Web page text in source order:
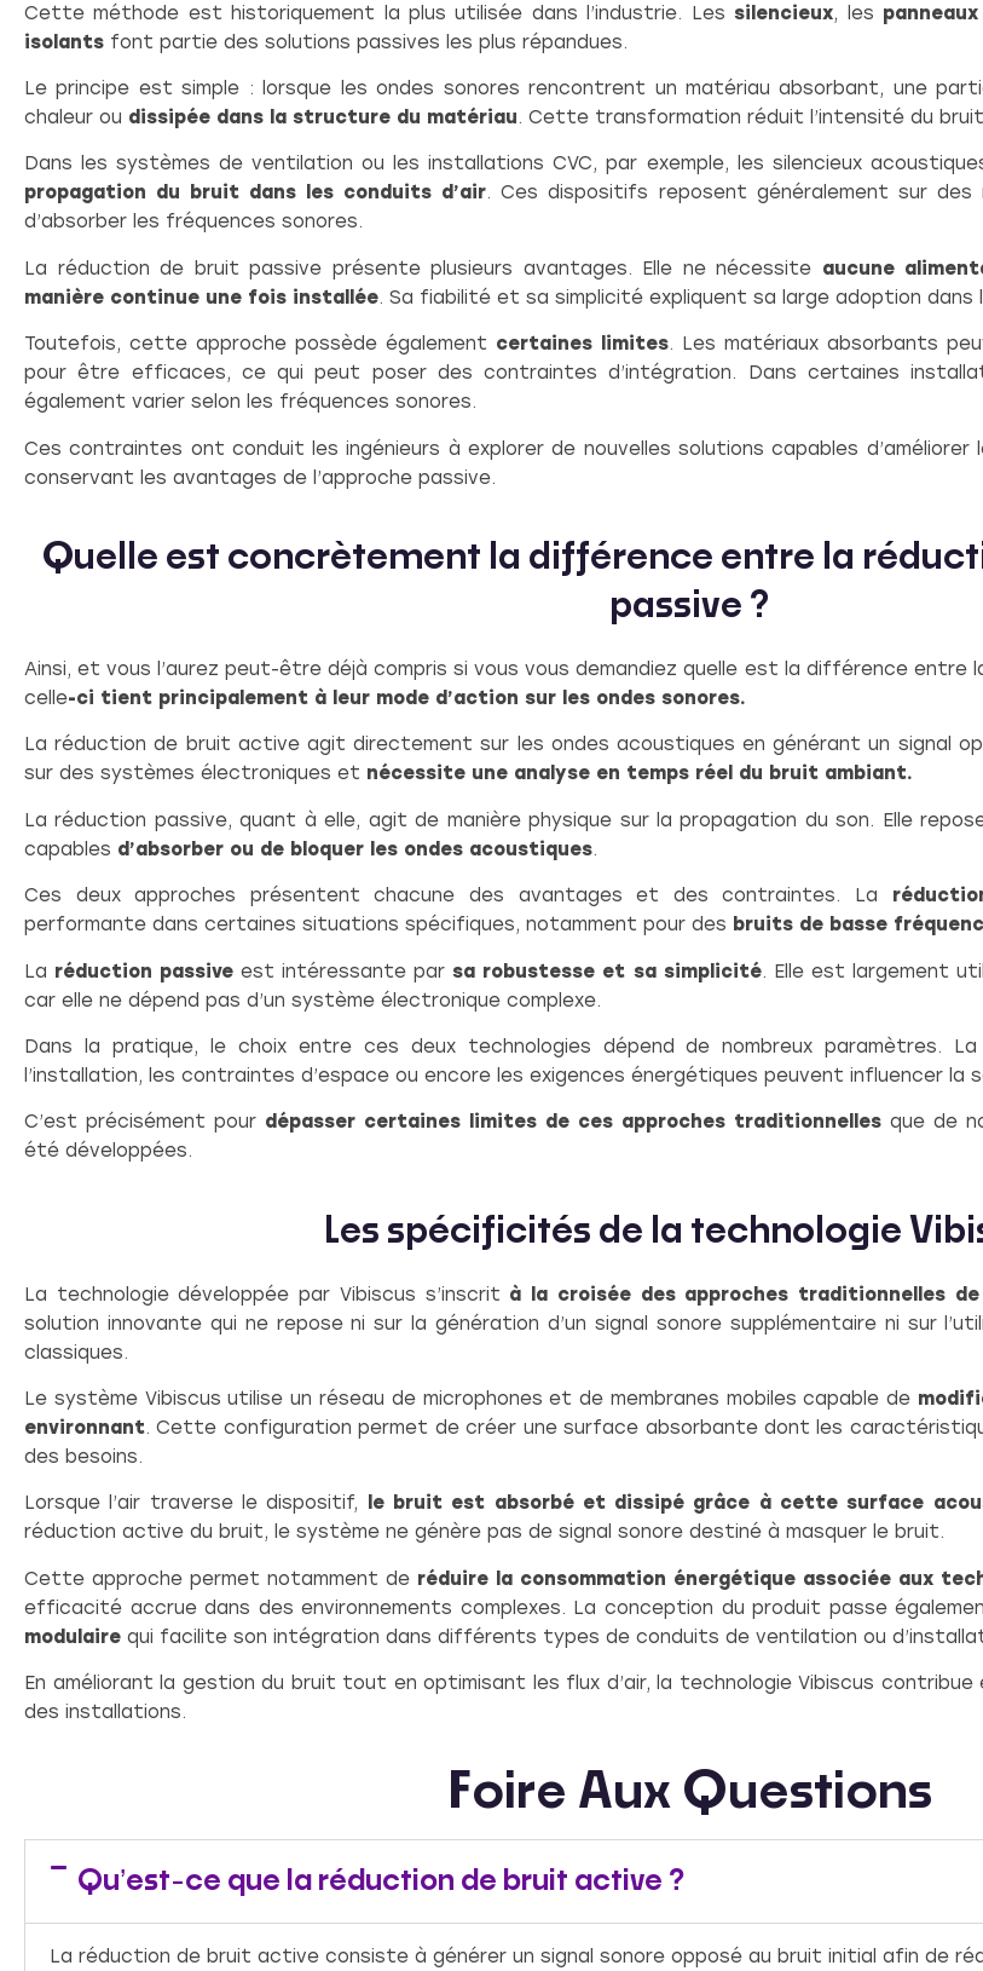
Cette méthode est historiquement la plus utilisée dans l’industrie. Lessilencieux, les
isolants font partie des solutions passives les plus répandues.
Le principe est simple : lorsque les ondes sonores rencontrent un matériau absorbant, une
chaleur ou dissipée dans la structure du matériau. Cette transformation réduit l’intensité du bruit
Dans les systèmes de ventilation ou les installations CVC, par exemple, les silencieux
propagation du bruit dans les conduits d’air. Ces dispositifs reposent généralement sur des
d’absorber les fréquences sonores.
La réduction de bruit passive présente plusieurs avantages. Elle ne nécessite aucune
manière continue une fois installée. Sa fiabilité et sa simplicité expliquent sa large adoption dans
Toutefois, cette approche possède également certaines limites. Les matériaux absorbants
pour être efficaces, ce qui peut poser des contraintes d’intégration. Dans certaines
également varier selon les fréquences sonores.
Ces contraintes ont conduit les ingénieurs à explorer de nouvelles solutions capables
conservant les avantages de l’approche passive.
Quelle est concrètement la différence entre la
passive ?
Ainsi, et vous l’aurez peut-être déjà compris si vous vous demandiez quelle est la différence
celle-ci tient principalement à leur mode d’action sur les ondes sonores.
La réduction de bruit active agit directement sur les ondes acoustiques en générant un signal
sur des systèmes électroniques et nécessite une analyse en temps réel du bruit ambiant.
La réduction passive, quant à elle, agit de manière physique sur la propagation du son. Elle
capables d’absorber ou de bloquer les ondes acoustiques.
Ces deux approches présentent chacune des avantages et des contraintes. La
performante dans certaines situations spécifiques, notamment pour des bruits de basse
La réduction passive est intéressante parsa robustesse et sa simplicité. Elle est largement
car elle ne dépend pas d’un système électronique complexe.
Dans la pratique, le choix entre ces deux technologies dépend de nombreux paramètres.
l’installation, les contraintes d’espace ou encore les exigences énergétiques peuvent influencer la
C’est précisément pour dépasser certaines limites de ces approches traditionnelles que de
été développées.
Les spécificités de la technologie
La technologie développée par Vibiscus s’inscrit à la croisée des approches traditionnelles
solution innovante qui ne repose ni sur la génération d’un signal sonore supplémentaire ni sur
classiques.
Le système Vibiscus utilise un réseau de microphones et de membranes mobiles capable de
environnant. Cette configuration permet de créer une surface absorbante dont les
des besoins.
Lorsque l’air traverse le dispositif, le bruit est absorbé et dissipé grâce à cette surface
réduction active du bruit, le système ne génère pas de signal sonore destiné à masquer le bruit.
Cette approche permet notamment de réduire la consommation énergétique associée aux
efficacité accrue dans des environnements complexes. La conception du produit passe
modulaire qui facilite son intégration dans différents types de conduits de ventilation ou
En améliorant la gestion du bruit tout en optimisant les flux d’air, la technologie Vibiscus
des installations.
Foire Aux Questions
Qu’est-ce que la réduction de bruit active ?
La réduction de bruit active consiste à générer un signal sonore opposé au bruit initial afin de